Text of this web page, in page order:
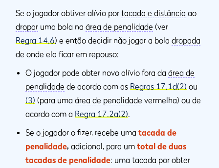
Se o jogador obtiver alívio por tacada e distância ao
dropar uma bola na área de penalidade (ver
Regra 14.6) e então decidir não jogar a bola dropada
de onde ela ficar em repouso:
O jogador pode obter novo alívio fora da área de
penalidade de acordo com as Regras 17.1d(2) ou
(3) (para uma área de penalidade vermelha) ou de
acordo com a Regra 17.2a(2)
Se o jogador o fizer, recebe uma tacada de
penalidade, adicional, para um total de duas
tacadas de penalidade: uma tacada por obter